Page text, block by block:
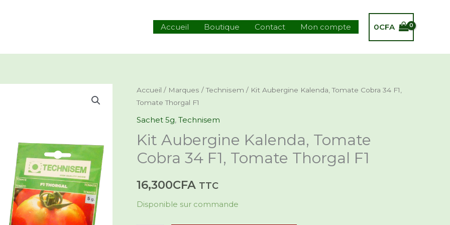
Accueil Boutique Contact Mon compte 0CFA
Accueil / Marques /Technisem / Kit Aubergine Kalenda, Tomate Cobra 34 F1,
Tomate Thorgal F1
Sachet 5g, Technisem
Kit Aubergine Kalenda, Tomate
Cobra 34 F1, Tomate Thorgal F1
16,300CFA TTC
Disponible sur commande
quantité
de
Kit
Kalenda,
Tomate
34